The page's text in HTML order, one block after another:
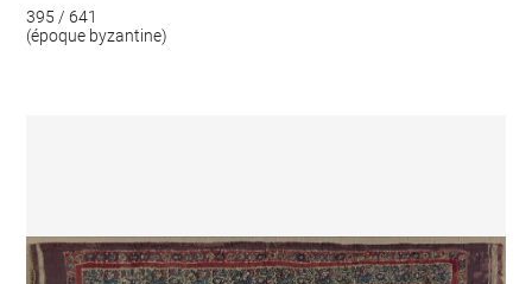
395 / 641
(époque byzantine)